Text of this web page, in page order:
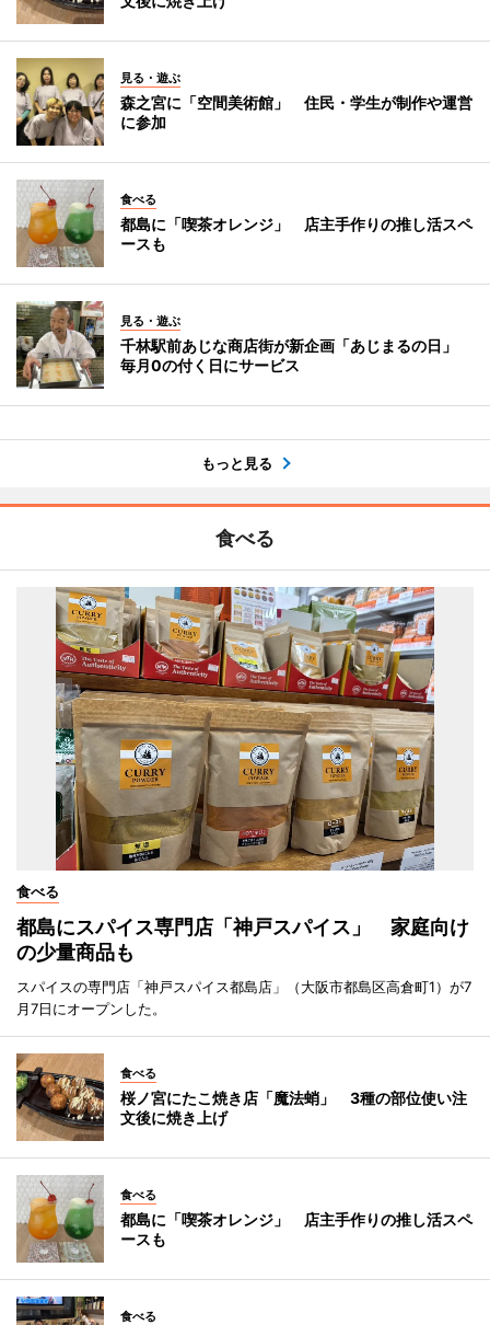
見る・遊ぶ
森之宮に「空間美術館」 住民・学生が制作や運営
に参加
食べる
都島に「喫茶オレンジ」 店主手作りの推し活スペ
ースも
見る・遊ぶ
千林駅前あじな商店街が新企画「あじまるの日」
毎月0の付く日にサービス
もっと見る
食べる
食べる
都島にスパイス専門店「神戸スパイス」 家庭向け
の少量商品も
スパイスの専門店「神戸スパイス都島店」（大阪市都島区高倉町1）が7
月7日にオープンした。
食べる
桜ノ宮にたこ焼き店「魔法蛸」 3種の部位使い注
文後に焼き上げ
食べる
都島に「喫茶オレンジ」 店主手作りの推し活スペ
ースも
食べる